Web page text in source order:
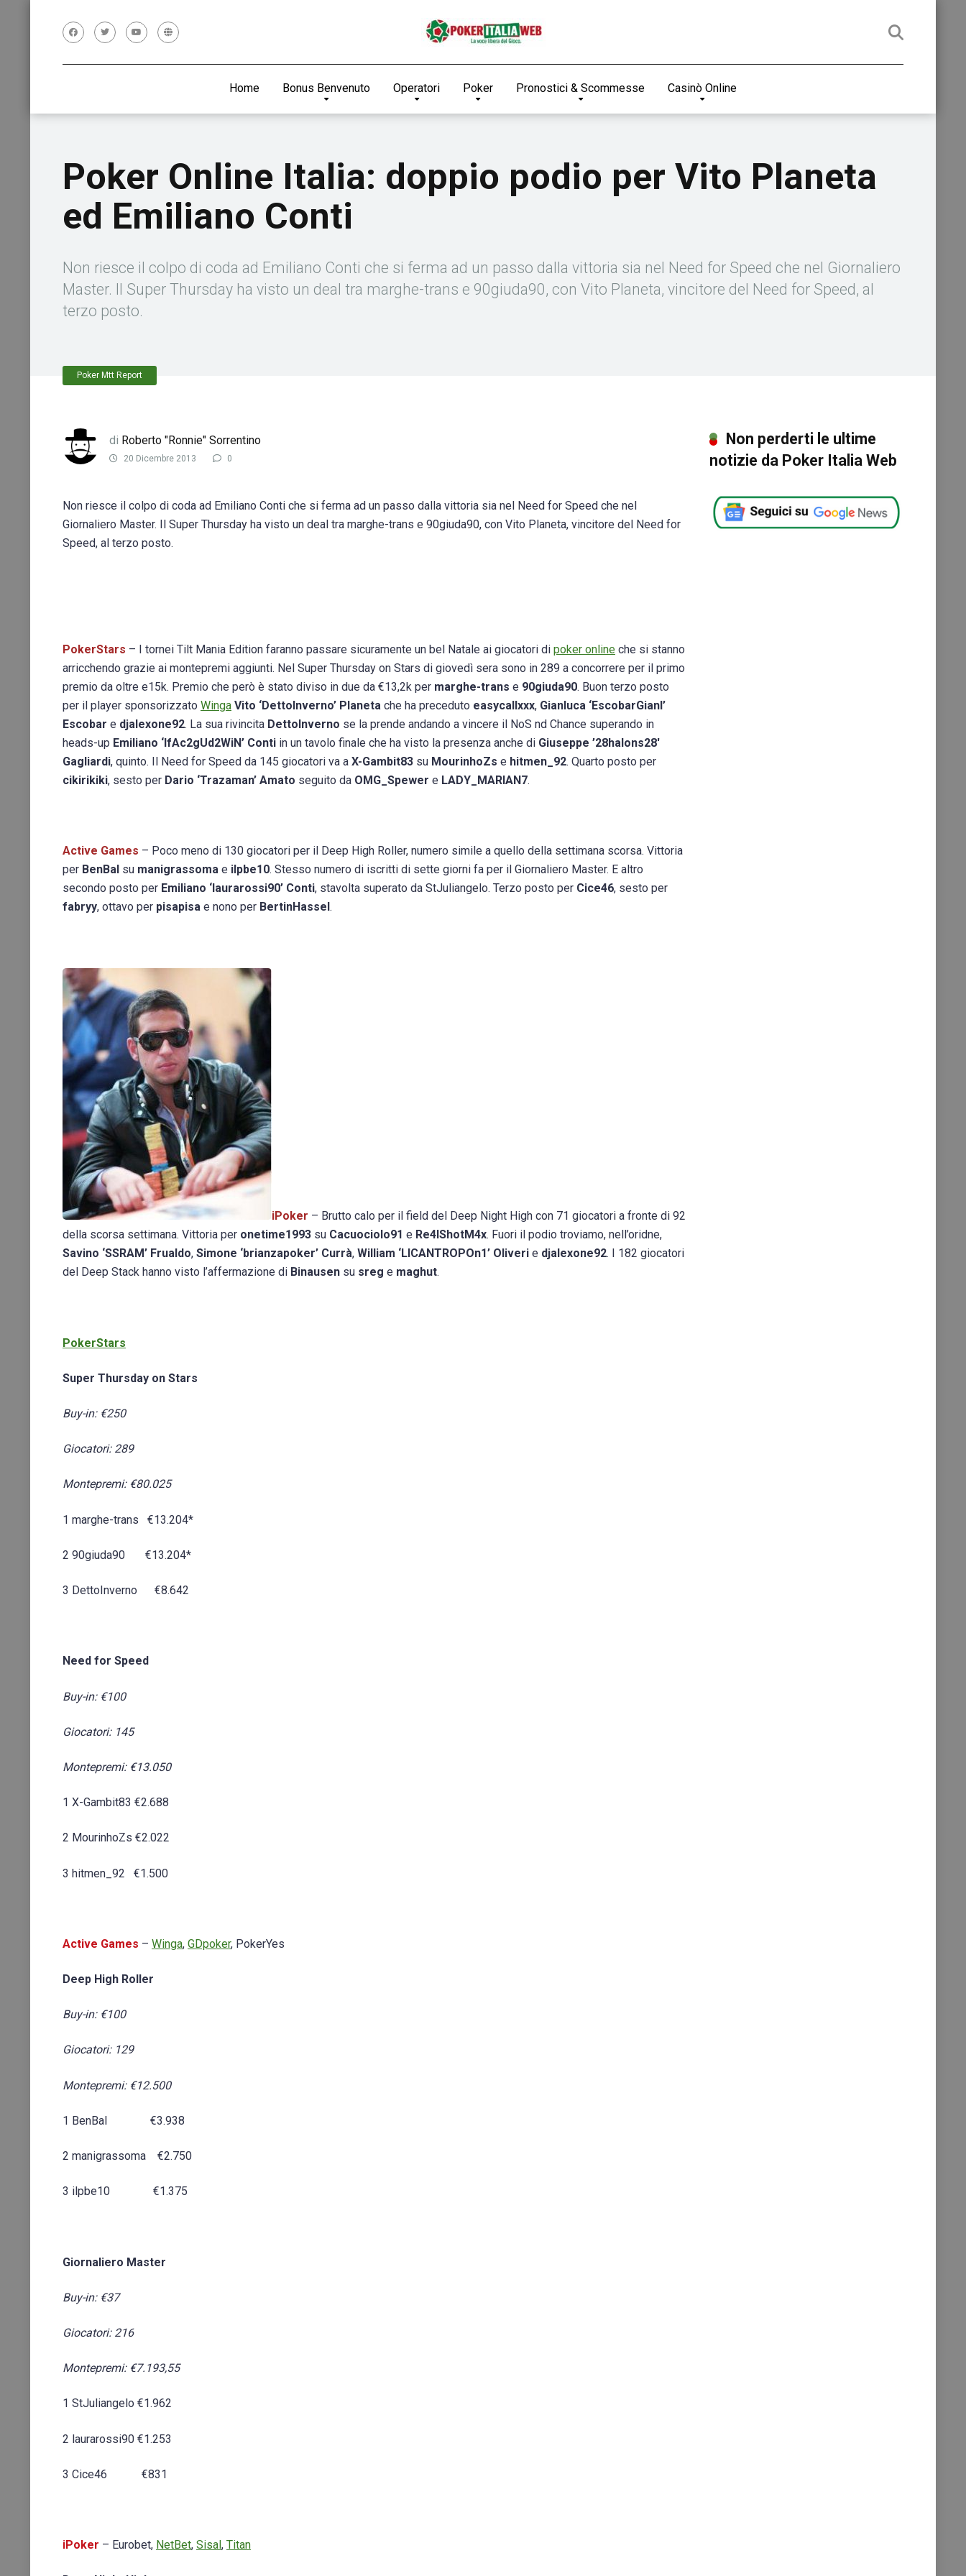
Home Bonus Benvenuto Operatori Poker Pronostici & Scommesse Casinò Online
Poker Online Italia: doppio podio per Vito Planeta
ed Emiliano Conti
Non riesce il colpo di coda ad Emiliano Conti che si ferma ad un passo dalla vittoria sia nel Need for Speed che nel Giornaliero
Master. Il Super Thursday ha visto un deal tra marghe-trans e 90giuda90, con Vito Planeta, vincitore del Need for Speed, al
terzo posto.
Poker Mtt Report
di Roberto "Ronnie" Sorrentino
20 Dicembre 2013 0
Non riesce il colpo di coda ad Emiliano Conti che si ferma ad un passo dalla vittoria sia nel Need for Speed che nel
Giornaliero Master. Il Super Thursday ha visto un deal tra marghe-trans e 90giuda90, con Vito Planeta, vincitore del Need for
Speed, al terzo posto.
PokerStars – I tornei Tilt Mania Edition faranno passare sicuramente un bel Natale ai giocatori di poker online che si stanno
arricchendo grazie ai montepremi aggiunti. Nel Super Thursday on Stars di giovedì sera sono in 289 a concorrere per il primo
premio da oltre e15k. Premio che però è stato diviso in due da €13,2k per marghe-trans e 90giuda90. Buon terzo posto
per il player sponsorizzato Winga Vito ‘DettoInverno’ Planeta che ha preceduto easycallxxx, Gianluca ‘EscobarGianl’
Escobar e djalexone92. La sua rivincita DettoInverno se la prende andando a vincere il NoS nd Chance superando in
heads-up Emiliano ‘IfAc2gUd2WiN’ Conti in un tavolo finale che ha visto la presenza anche di Giuseppe ’28halons28′
Gagliardi, quinto. Il Need for Speed da 145 giocatori va a X-Gambit83 su MourinhoZs e hitmen_92. Quarto posto per
cikirikiki, sesto per Dario ‘Trazaman’ Amato seguito da OMG_Spewer e LADY_MARIAN7.
Active Games – Poco meno di 130 giocatori per il Deep High Roller, numero simile a quello della settimana scorsa. Vittoria
per BenBal su manigrassoma e ilpbe10. Stesso numero di iscritti di sette giorni fa per il Giornaliero Master. E altro
secondo posto per Emiliano ‘laurarossi90’ Conti, stavolta superato da StJuliangelo. Terzo posto per Cice46, sesto per
fabryy, ottavo per pisapisa e nono per BertinHassel.
iPoker – Brutto calo per il field del Deep Night High con 71 giocatori a fronte di 92
della scorsa settimana. Vittoria per onetime1993 su Cacuociolo91 e Re4lShotM4x. Fuori il podio troviamo, nell’oridne,
Savino ‘SSRAM’ Frualdo, Simone ‘brianzapoker’ Currà, William ‘LICANTROPOn1’ Oliveri e djalexone92. I 182 giocatori
del Deep Stack hanno visto l’affermazione di Binausen su sreg e maghut.
PokerStars
Super Thursday on Stars
Buy-in: €250
Giocatori: 289
Montepremi: €80.025
1 marghe-trans €13.204*
2 90giuda90 €13.204*
3 DettoInverno €8.642
Need for Speed
Buy-in: €100
Giocatori: 145
Montepremi: €13.050
1 X-Gambit83 €2.688
2 MourinhoZs €2.022
3 hitmen_92 €1.500
Active Games – Winga, GDpoker, PokerYes
Deep High Roller
Buy-in: €100
Giocatori: 129
Montepremi: €12.500
1 BenBal €3.938
2 manigrassoma €2.750
3 ilpbe10 €1.375
Giornaliero Master
Buy-in: €37
Giocatori: 216
Montepremi: €7.193,55
1 StJuliangelo €1.962
2 laurarossi90 €1.253
3 Cice46 €831
iPoker – Eurobet, NetBet, Sisal, Titan
Non perderti le ultime
notizie da Poker Italia Web